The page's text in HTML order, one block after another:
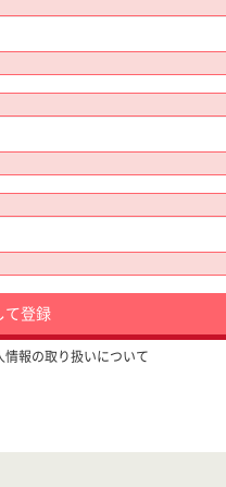
て登録
情報の取り扱いについて